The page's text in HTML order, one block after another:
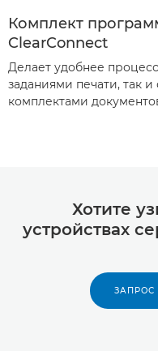
Комплект
ClearConnect
Делает удобнее
заданиями печати, так
комплектами
Хотите
устройствах